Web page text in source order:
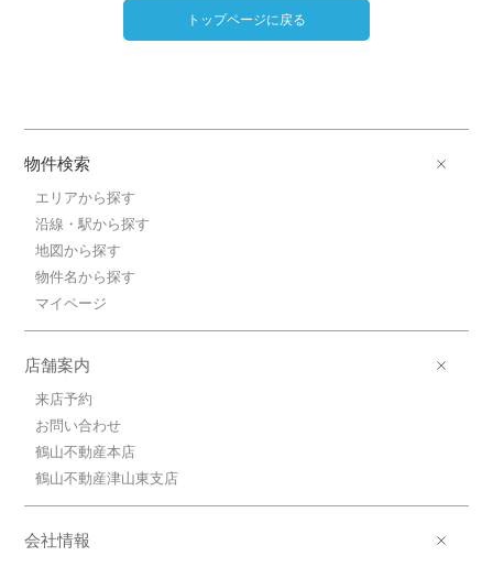
トップページに戻る
物件検索
エリアから探す
沿線・駅から探す
地図から探す
物件名から探す
マイページ
店舗案内
来店予約
お問い合わせ
鶴山不動産本店
鶴山不動産津山東支店
会社情報